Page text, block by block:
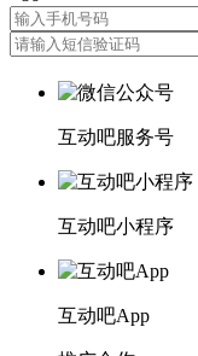
互动吧服务号
互动吧小程序
互动吧App